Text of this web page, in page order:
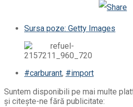
Sursa poze: Getty Images
#carburant, #import
Suntem disponibili pe mai multe
și citește-ne fără publicitate: